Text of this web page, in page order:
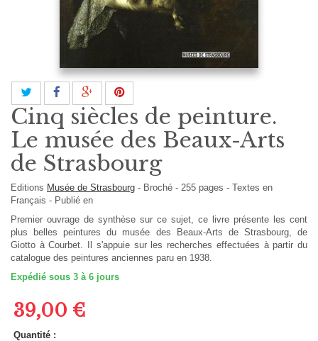
Cinq siècles de peinture.
Le musée des Beaux-Arts
de Strasbourg
Editions Musée de Strasbourg - Broché - 255 pages - Textes en
Français - Publié en
Premier ouvrage de synthèse sur ce sujet, ce livre présente les cent
plus belles peintures du musée des Beaux-Arts de Strasbourg, de
Giotto à Courbet. Il s'appuie sur les recherches effectuées à partir du
catalogue des peintures anciennes paru en 1938.
Expédié sous 3 à 6 jours
39,00 €
Quantité :